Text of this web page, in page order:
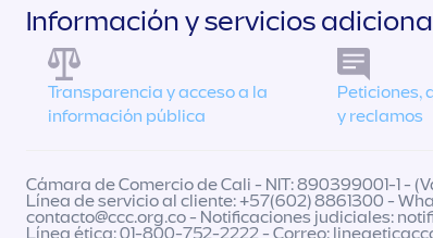
Información y servicios
Transparencia y acceso a la
información pública
Peticiones,
y reclamos
Cámara de Comercio de Cali - NIT: 890399001-1 -
Línea de servicio al cliente: +57(602) 8861300 -
contacto@ccc.org.co- Notificaciones judiciales: